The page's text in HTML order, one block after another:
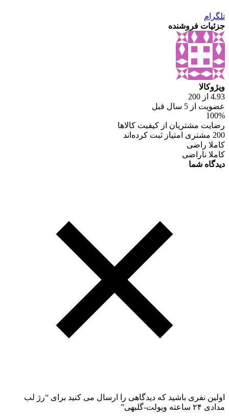
تلگرام
جزئیات فروشنده
ویژوکالا
4.93 از 200
عضویت از 5 سال قبل
100%
رضایت مشتریان از کیفیت کالاها
200 مشتری امتیاز ثبت کرده‌اند
کاملا راضی
کاملا ناراضی
دیدگاه شما
اولین نفری باشید که دیدگاهی را ارسال می کنید برای “رژ لب
مدادی ۲۴ ساعته ویولت-گلبهی”